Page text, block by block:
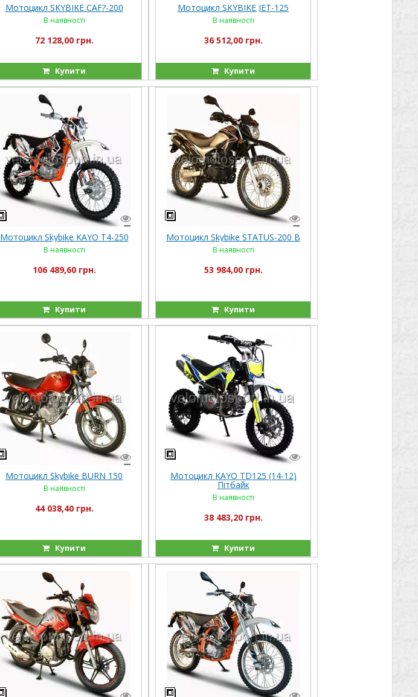
Мотоцикл SKYBIKЕ CAF?-200
В наявності
72 128,00 грн.
Купити
Мотоцикл SKYBIKE JET-125
В наявності
36 512,00 грн.
Купити
Мотоцикл Skybike KAYO T4-250
В наявності
106 489,60 грн.
Купити
Мотоцикл Skybike STATUS-200 B
В наявності
53 984,00 грн.
Купити
Мотоцикл Skybike BURN 150
В наявності
44 038,40 грн.
Купити
Мотоцикл KAYO TD125 (14-12)
Пітбайк
В наявності
38 483,20 грн.
Купити